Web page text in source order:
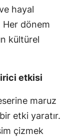
hayal
Her dönem
kültürel
etkisi
maruz
etki yaratır.
çizmek